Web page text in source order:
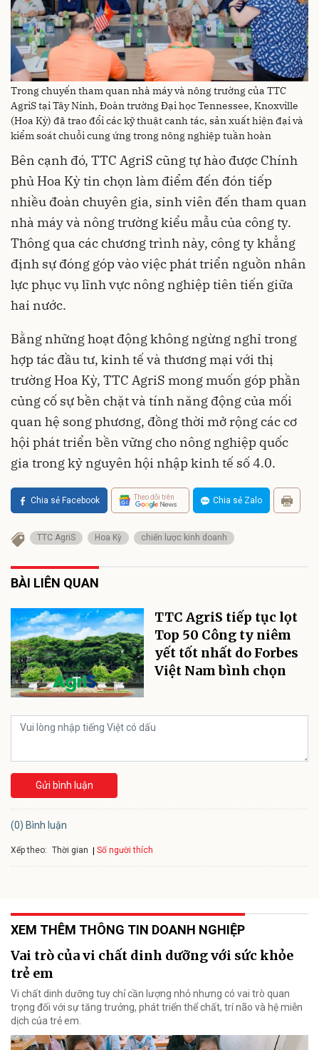
Trong chuyến tham quan nhà máy và nông trường của TTC
AgriS tại Tây Ninh, Đoàn trường Đại học Tennessee, Knoxville
(Hoa Kỳ) đã trao đổi các kỹ thuật canh tác, sản xuất hiện đại và
kiểm soát chuỗi cung ứng trong nông nghiệp tuần hoàn
Bên cạnh đó, TTC AgriS cũng tự hào được Chính
phủ Hoa Kỳ tin chọn làm điểm đến đón tiếp
nhiều đoàn chuyên gia, sinh viên đến tham quan
nhà máy và nông trường kiểu mẫu của công ty.
Thông qua các chương trình này, công ty khẳng
định sự đóng góp vào việc phát triển nguồn nhân
lực phục vụ lĩnh vực nông nghiệp tiên tiến giữa
hai nước.
Bằng những hoạt động không ngừng nghỉ trong
hợp tác đầu tư, kinh tế và thương mại với thị
trường Hoa Kỳ, TTC AgriS mong muốn góp phần
củng cố sự bền chặt và tính năng động của mối
quan hệ song phương, đồng thời mở rộng các cơ
hội phát triển bền vững cho nông nghiệp quốc
gia trong kỷ nguyên hội nhập kinh tế số 4.0.
Chia sẻ Facebook Theo dõi trên Chia sẻ Zalo
TTC AgriS Hoa Kỳ chiến lược kinh doanh
BÀI LIÊN QUAN
TTC AgriS tiếp tục lọt
Top 50 Công ty niêm
yết tốt nhất do Forbes
Việt Nam bình chọn
Gửi bình luận
(0) Bình luận
Xếp theo: Thời gian Số người thích
XEM THÊM THÔNG TIN DOANH NGHIỆP
Vai trò của vi chất dinh dưỡng với sức khỏe
trẻ em
Vi chất dinh dưỡng tuy chỉ cần lượng nhỏ nhưng có vai trò quan
trọng đối với sự tăng trưởng, phát triển thể chất, trí não và hệ miễn
dịch của trẻ em.